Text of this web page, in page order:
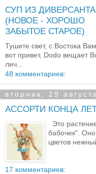
СУП ИЗ ДИВЕРСАНТА
(НОВОЕ - ХОРОШО
ЗАБЫТОЕ СТАРОЕ)
Тушите свет, с Востока
вот привет, Dodo вещает
лич...
48 комментариев:
вторник, 29
АССОРТИ КОНЦА
Это
бабочек".
цветов
17 комментариев: